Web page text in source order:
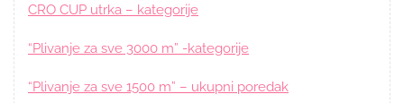
CRO CUP utrka – kategorije
“Plivanje za sve 3000 m” -kategorije
“Plivanje za sve 1500 m” – ukupni poredak